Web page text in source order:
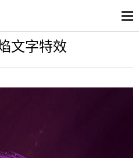
文字特效